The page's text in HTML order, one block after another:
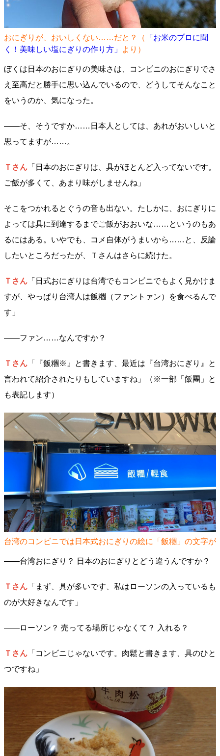
おにぎりが、おいしくない……だと？（
「お米のプロに聞
く！美味しい塩にぎりの作り方」
より）
ぼくは日本のおにぎりの美味さは、コンビニのおにぎりでさ
え至高だと勝手に思い込んでいるので、どうしてそんなこと
をいうのか、気になった。
――そ、そうですか……日本人としては、あれがおいしいと
思ってますが……。
Ｔさん 「日本のおにぎりは、具がほとんど入ってないです。
ご飯が多くて、あまり味がしませんね」
そこをつかれるとぐうの音も出ない。たしかに、おにぎりに
よっては具に到達するまでご飯がおおいな……というのもあ
るにはある。いやでも、コメ自体がうまいから……と、反論
したいところだったが、Ｔさんはさらに続けた。
Ｔさん 「日式おにぎりは台湾でもコンビニでもよく見かけま
すが、やっぱり台湾人は飯糰（ファントァン）を食べるんで
す」
――ファン……なんですか？
Ｔさん 「『飯糰※』と書きます、最近は『台湾おにぎり』と
言われて紹介されたりもしていますね」（※一部「飯團」と
も表記します）
台湾のコンビニでは日本式おにぎりの絵に「飯糰」の文字が
――台湾おにぎり？ 日本のおにぎりとどう違うんですか？
Ｔさん 「まず、具が多いです、私はローソンの入っているも
のが大好きなんです」
――ローソン？ 売ってる場所じゃなくて？ 入れる？
Ｔさん 「コンビニじゃないです。肉鬆と書きます、具のひと
つですね」